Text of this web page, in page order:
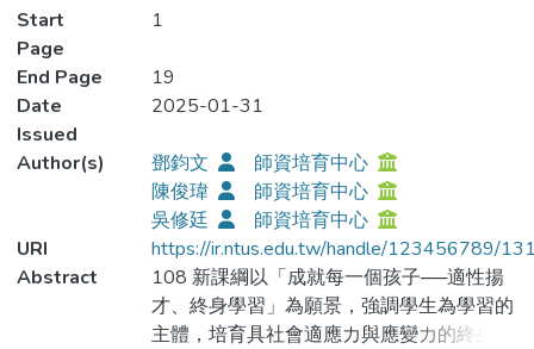
Start
Page
1
End Page
19
Date
Issued
2025-01-31
Author(s) 鄧鈞文
師資培育中心
陳俊瑋
師資培育中心
吳修廷
師資培育中心
URI
https://ir.ntus.edu.tw/handle/123456789/
Abstract
108 新課綱以「成就每一個孩子──適性揚
才、終身學習」為願景，強調學生為學習的
主體，培育具社會適應力與應變力的終身學